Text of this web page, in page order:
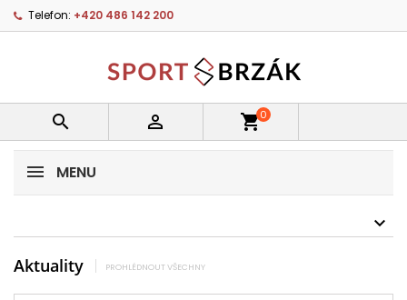
Telefon: +420 486 142 200
  shopping_cart0
MENU
Aktuality PROHLÉDNOUT VŠECHNY